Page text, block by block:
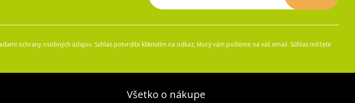
ochrany osobných údajov. Súhlas potvrdíte kliknutím na odkaz, ktorý vám pošleme na váš email. Súhlas môžete
Všetko o nákupe